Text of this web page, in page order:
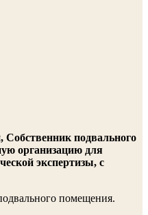
Собственник подвального
организацию для
экспертизы, с
помещения.